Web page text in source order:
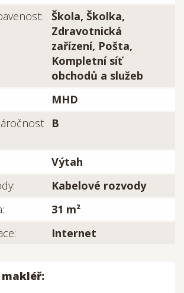
Škola, Školka,
Zdravotnická
zařízení, Pošta,
Kompletní síť
obchodů a služeb
MHD
B
Výtah
Kabelové rozvody
31 m²
Internet